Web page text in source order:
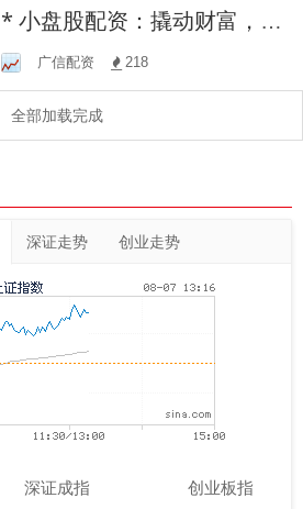
* 小盘股配资：撬动财富，灵
活投资！
广信配资 218
全部加载完成
深证走势 创业走势
深证成指 创业板指